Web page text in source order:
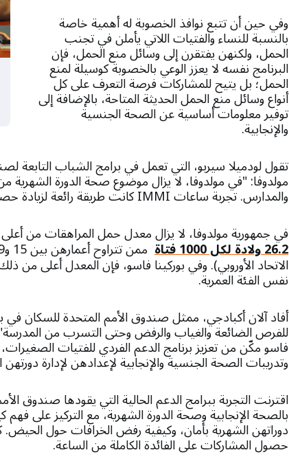
وفي حين أن تتبع نوافذ الخصوبة له أهمية خاصة
بالنسبة للنساء والفتيات اللاتي يأملن في تجنب
الحمل، ولكنهن يفتقرن إلى وسائل منع الحمل، فإن
البرنامج نفسه لا يعزز الوعي بالخصوبة كوسيلة لمنع
الحمل؛ بل يتيح للمشاركات فرصة التعرف على كل
أنواع وسائل منع الحمل الحديثة المتاحة، بالإضافة إلى
توفير معلومات أساسية عن الصحة الجنسية
والإنجابية.
تقول لودميلا سيربو، التي تعمل في برامج الشباب التابعة
مولدوفا: "في مولدوفا، لا يزال موضوع صحة الدورة
والمدارس. تجربة ساعات IMMI كانت طريقة رائعة لزيادة حصول الفتيات على التثقيف الجنسي".
في جمهورية مولدوفا، لا يزال معدل حمل المراهقات من
26.2 ولادة لكل 1000 فتاة
نفس الفئة العمرية.
أفاد آلان أكبادجي، ممثل صندوق الأمم المتحدة للسكان في
للفرص الضائعة والغياب والرفض وحتى التسرب من
فاسو مكّن من تعزيز برنامج الدعم الفردي للفتيات
وتدريبات الصحة الجنسية والإنجابية لإعدادهن لإدارة
اقترنت التجربة ببرامج الدعم الحالية التي يقودها صندوق
بالصحة الإنجابية وصحة الدورة الشهرية، مع التركيز على فهم
دوراتهن الشهرية بأمان، وكيفية رفض الخرافات حول الحيض.
حصول المشاركات على الفائدة الكاملة من الساعة.